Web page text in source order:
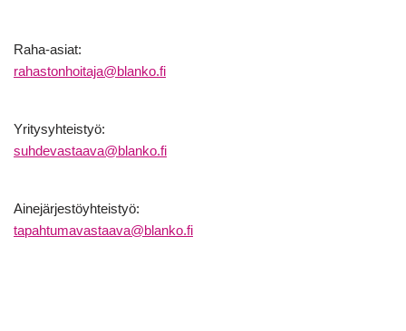
Raha-asiat:
rahastonhoitaja@blanko.fi
Yritysyhteistyö:
suhdevastaava@blanko.fi
Ainejärjestöyhteistyö:
tapahtumavastaava@blanko.fi